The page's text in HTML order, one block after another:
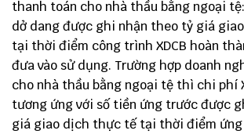
thanh toán cho nhà thầu bằng ngoại tệ:
dở dang được ghi nhận theo tỷ giá
tại thời điểm công trình XDCB hoàn
đưa vào sử dụng. Trường hợp doanh
cho nhà thầu bằng ngoại tệ thì chi phí
tương ứng với số tiền ứng trước được
giá giao dịch thực tế tại thời điểm